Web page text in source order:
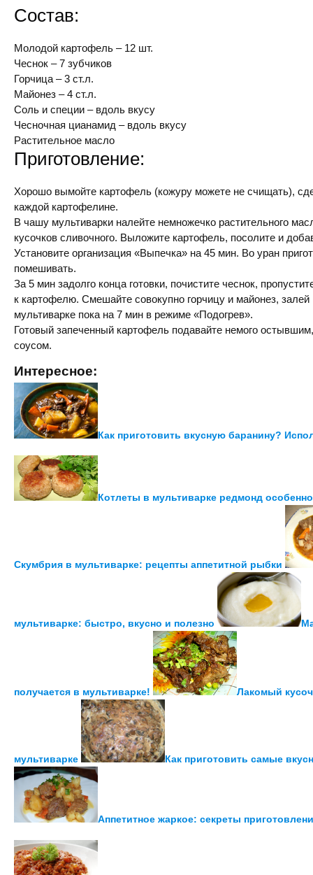
Состав:
Молодой картофель – 12 шт.
Чеснок – 7 зубчиков
Горчица – 3 ст.л.
Майонез – 4 ст.л.
Соль и специи – вдоль вкусу
Чесночная цианамид – вдоль вкусу
Растительное масло
Приготовление:
Хорошо вымойте картофель (кожуру можете не счищать),
каждой картофелине.
В чашу мультиварки налейте немножечко растительного
кусочков сливочного. Выложите картофель, посолите и
Установите организация «Выпечка» на 45 мин. Во уран
помешивать.
За 5 мин задолго конца готовки, почистите чеснок,
к картофелю. Смешайте совокупно горчицу и майонез, залей
мультиварке пока на 7 мин в режиме «Подогрев».
Готовый запеченный картофель подавайте немого
соусом.
Интересное:
Как приготовить вкусную баранину?
Котлеты в мультиварке редмонд
Скумбрия в мультиварке: рецепты аппетитной рыбки
мультиварке: быстро, вкусно и полезно
получается в мультиварке! Лакомый
мультиварке Как приготовить самые
Аппетитное жаркое: секреты